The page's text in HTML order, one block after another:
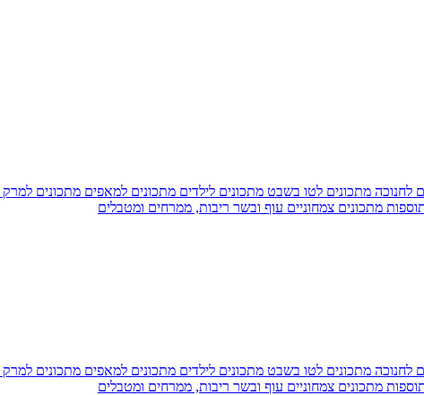
לחנוכה מתכונים לטו בשבט מתכונים לילדים מתכונים למאפים מתכונים למרק
מתכונים צמחוניים עוף ובשר ריבות, ממרחים ומטבלים
לחנוכה מתכונים לטו בשבט מתכונים לילדים מתכונים למאפים מתכונים למרק
מתכונים צמחוניים עוף ובשר ריבות, ממרחים ומטבלים